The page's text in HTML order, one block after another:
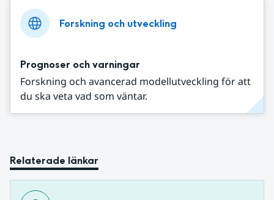
Forskning och utveckling
Prognoser och varningar
Forskning och avancerad modellutveckling för att
du ska veta vad som väntar.
Relaterade länkar